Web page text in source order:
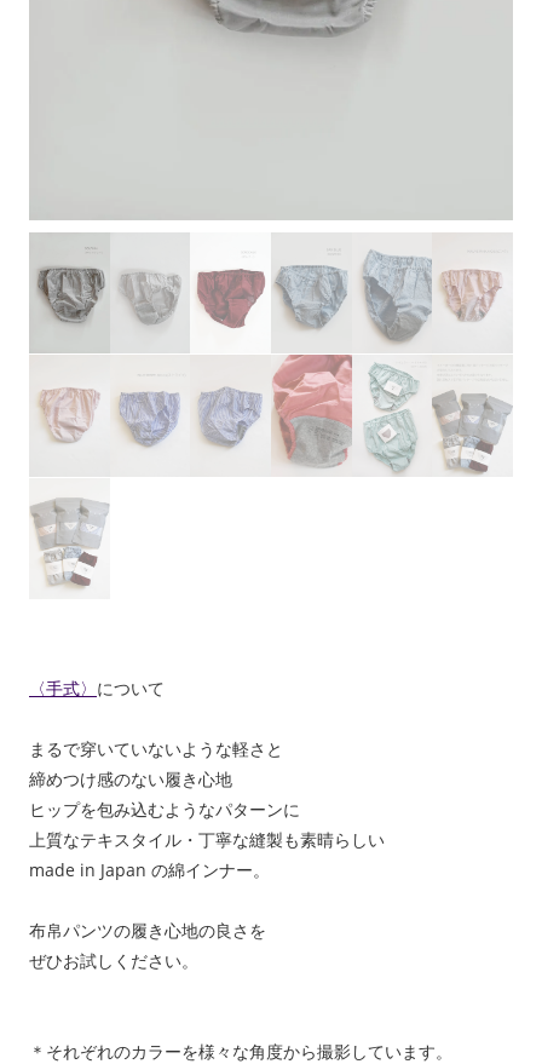
〈手式〉 について
まるで穿いていないような軽さと
締めつけ感のない履き心地
ヒップを包み込むようなパターンに
上質なテキスタイル・丁寧な縫製も素晴らしい
made in Japan の綿インナー。
布帛パンツの履き心地の良さを
ぜひお試しください。
＊それぞれのカラーを様々な角度から撮影しています。